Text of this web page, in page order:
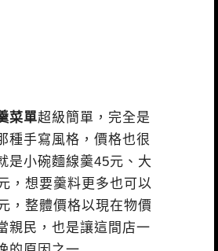
菜單超級簡單，完全是
種手寫風格，價格也很
是小碗麵線羹45元、大
，想要羹料更多也可以
，整體價格以現在物價
親民，也是讓這間店一